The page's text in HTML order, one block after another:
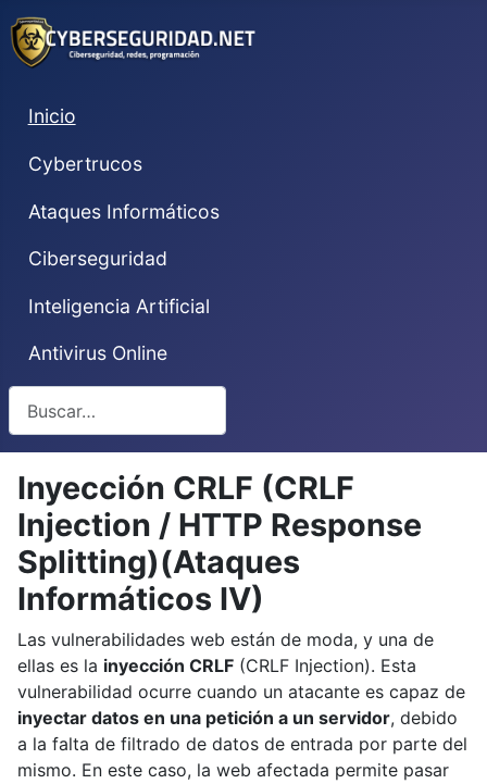
Inicio
Cybertrucos
Ataques Informáticos
Ciberseguridad
Inteligencia Artificial
Antivirus Online
Inyección CRLF (CRLF
Injection / HTTP Response
Splitting)(Ataques
Informáticos IV)
Las vulnerabilidades web están de moda, y una de
ellas es la inyección CRLF (CRLF Injection). Esta
vulnerabilidad ocurre cuando un atacante es capaz de
inyectar datos en una petición a un servidor, debido
a la falta de filtrado de datos de entrada por parte del
mismo. En este caso, la web afectada permite pasar